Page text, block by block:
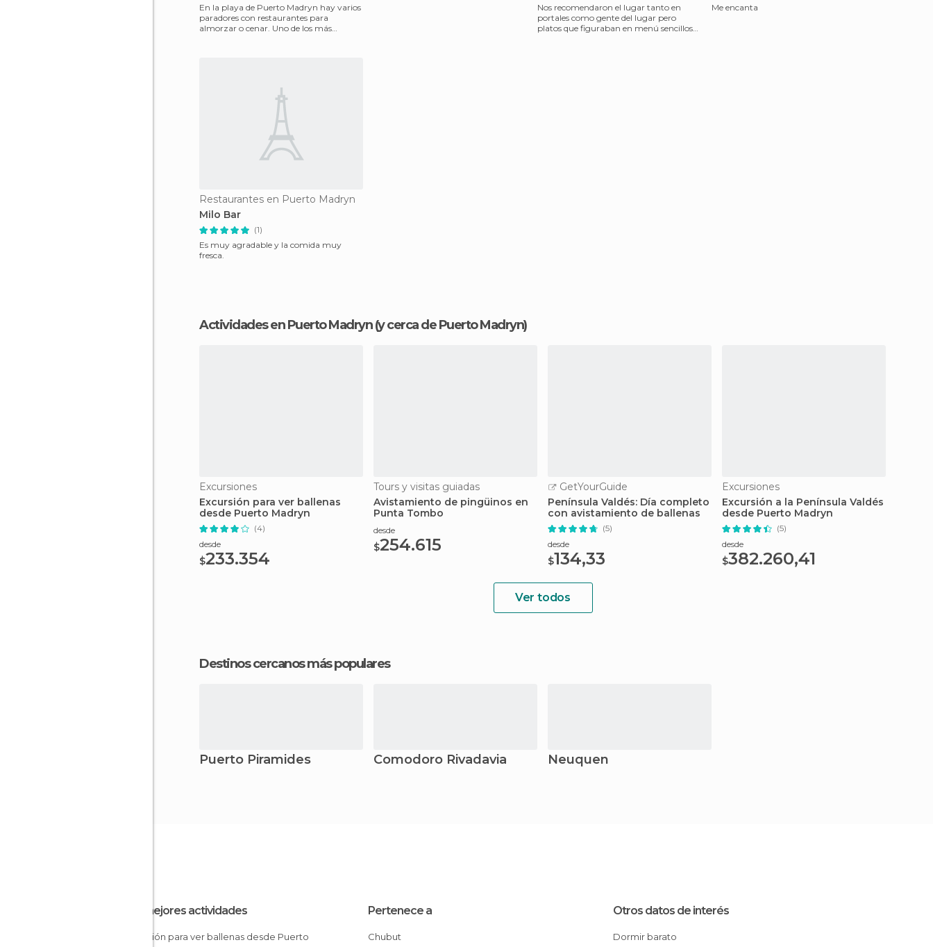
En la playa de Puerto Madryn hay varios
paradores con restaurantes para
almorzar o cenar. Uno de los más
Nos recomendaron el lugar tanto en
portales como gente del lugar pero
platos que figuraban en menú sencillos
Me encanta
Restaurantes en Puerto Madryn
Milo Bar
(1)
Es muy agradable y la comida muy
fresca.
Actividades en Puerto Madryn(y cerca de Puerto Madryn)
Excursiones
Excursión para ver ballenas
desde Puerto Madryn
(4)
desde
$233.354
Tours y visitas guiadas
Avistamiento de pingüinos en
Punta Tombo
desde
$254.615
GetYourGuide
Península Valdés: Día completo
con avistamiento de ballenas
(5)
desde
$134,33
Excursiones
Excursión a la Península Valdés
desde Puerto Madryn
(5)
desde
$382.260,41
Ver todos
Destinos cercanos más populares
Puerto Piramides Comodoro Rivadavia Neuquen
Las mejores actividades Pertenece a
Chubut
Otros datos de interés
Dormir barato